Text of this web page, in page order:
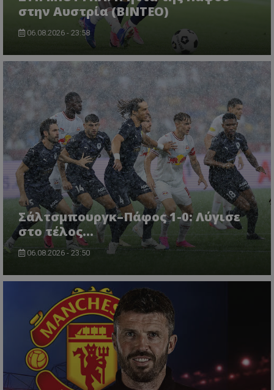
στην Αυστρία (ΒΙΝΤΕΟ)
06.08.2026 - 23:58
Σάλτσμπουργκ–Πάφος 1-0: Λύγισε
στο τέλος...
06.08.2026 - 23:50